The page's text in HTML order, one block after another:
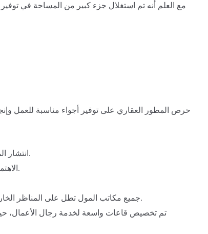
مع العلم أنه تم استغلال جزء كبير من المساحة في
حرص المطور العقاري على توفير أجواء مناسبة للعمل
انتشار المساحات الخضراء واللاند سكيب على مساحة كبيرة داخل المول.
الاهتمام بالتصميمات المعمارية التي تضاهي المباني الأوروبية العصرية.
جميع مكاتب المول تطل على المناظر الخارجية بفضل الواجهات الزجاجية التي تحقق إطلالة بانورامية خلابة.
تم تخصيص قاعات واسعة لخدمة رجال الأعمال،